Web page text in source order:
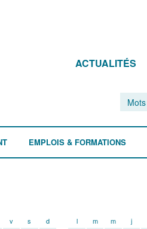
ACTUALITÉS
EMPLOIS & FORMATIONS
v s d l m m j